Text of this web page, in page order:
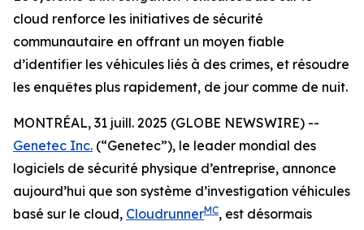
cloud renforce les initiatives de sécurité
communautaire en offrant un moyen fiable
d’identifier les véhicules liés à des crimes, et résoudre
les enquêtes plus rapidement, de jour comme de nuit.
MONTRÉAL, 31 juill. 2025 (GLOBE NEWSWIRE) --
Genetec Inc. (“Genetec”), le leader mondial des
logiciels de sécurité physique d’entreprise, annonce
aujourd’hui que son système d’investigation véhicules
basé sur le cloud, CloudrunnerMC, est désormais